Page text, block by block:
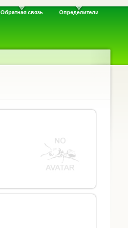
Обратная связь Определители